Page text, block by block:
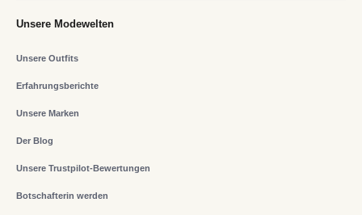
Unsere Modewelten
Unsere Outfits
Erfahrungsberichte
Unsere Marken
Der Blog
Unsere Trustpilot-Bewertungen
Botschafterin werden